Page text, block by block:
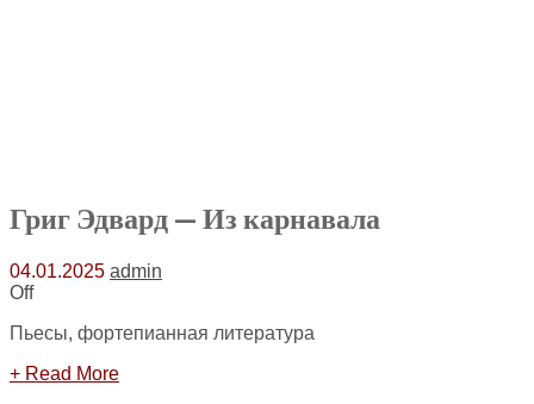
Григ Эдвард — Из карнавала
04.01.2025 admin
Off
Пьесы, фортепианная литература
+ Read More